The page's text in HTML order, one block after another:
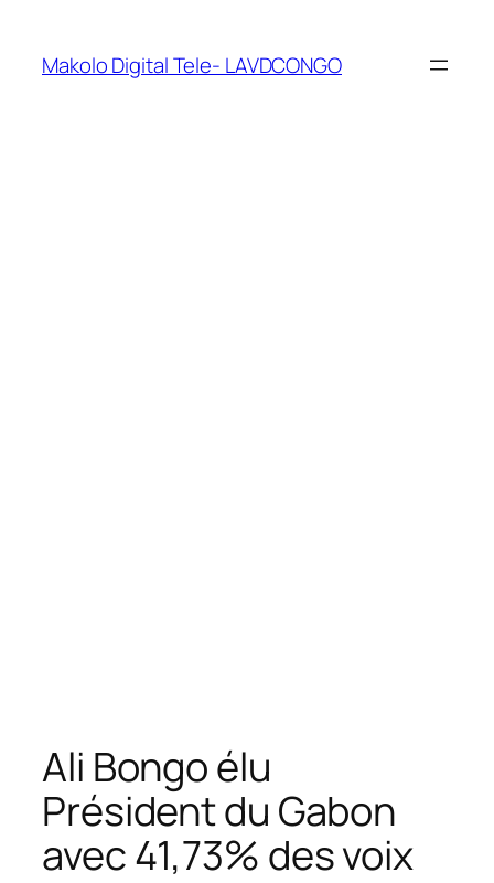
Makolo Digital Tele- LAVDCONGO
Ali Bongo élu
Président du Gabon
avec 41,73% des voix